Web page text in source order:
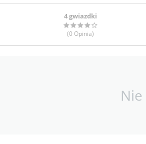
4 gwiazdki
(0 Opinia)